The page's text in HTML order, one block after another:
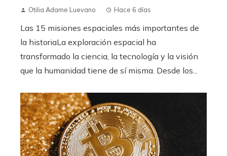
Otilia Adame Luevano Hace 6 días
Las 15 misiones espaciales más importantes de
la historiaLa exploración espacial ha
transformado la ciencia, la tecnología y la visión
que la humanidad tiene de sí misma. Desde los...